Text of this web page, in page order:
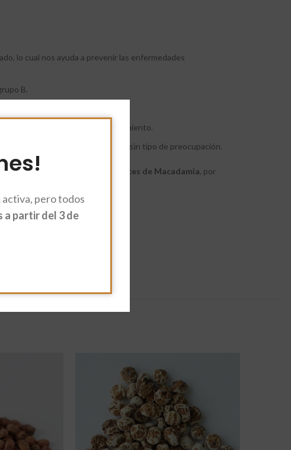
pero todos
partir del 3 de
lo cual nos ayuda a prevenir las enfermedades
B.
muy energético.
relacionadas con el envejecimiento.
gluten podrán consumirla sin ningún tipo de preocupación.
helado de vainilla con Nueces de Macadamia, por